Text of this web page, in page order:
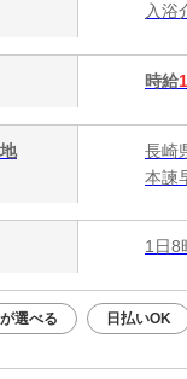
入浴
時給
長崎
本諫
1日8
選べる 日払いOK